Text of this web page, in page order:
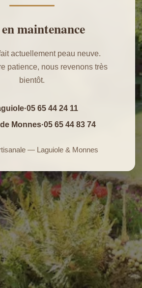
maintenance
actuellement peau neuve.
patience, nous revenons très
bientôt.
·05 65 44 24 11
Monnes·05 65 44 83 74
— Laguiole & Monnes